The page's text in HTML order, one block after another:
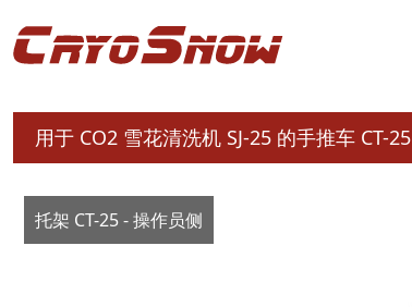
用于 CO2 雪花清洗机 SJ-25 的手推车 CT-25
托架 CT-25 - 操作员侧